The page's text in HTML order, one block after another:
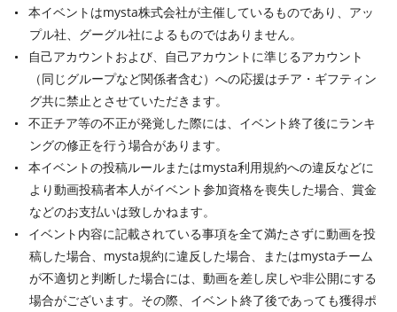
本イベントはmysta株式会社が主催しているものであり、アッ
プル社、グーグル社によるものではありません。
自己アカウントおよび、自己アカウントに準じるアカウント
（同じグループなど関係者含む）への応援はチア・ギフティン
グ共に禁止とさせていただきます。
不正チア等の不正が発覚した際には、イベント終了後にランキ
ングの修正を行う場合があります。
本イベントの投稿ルールまたはmysta利用規約への違反などに
より動画投稿者本人がイベント参加資格を喪失した場合、賞金
などのお支払いは致しかねます。
イベント内容に記載されている事項を全て満たさずに動画を投
稿した場合、mysta規約に違反した場合、またはmystaチーム
が不適切と判断した場合には、動画を差し戻しや非公開にする
場合がございます。その際、イベント終了後であっても獲得ポ